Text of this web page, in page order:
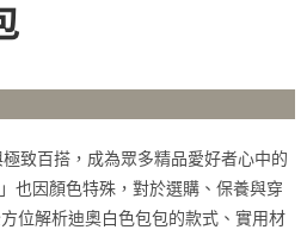
致百搭，成為眾多精品愛好者心中的
也因顏色特殊，對於選購、保養與穿
位解析迪奧白色包包的款式、實用材